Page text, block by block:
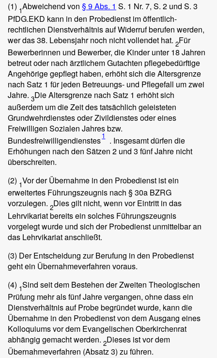
(1) 1Abweichend von § 9 Abs. 1 S. 1 Nr. 7, S. 2 und S. 3
PfDG.EKD kann in den Probedienst im öffentlich-
rechtlichen Dienstverhältnis auf Widerruf berufen werden,
wer das 38. Lebensjahr noch nicht vollendet hat. 2Für
Bewerberinnen und Bewerber, die Kinder unter 18 Jahren
betreut oder nach ärztlichem Gutachten pflegebedürftige
Angehörige gepflegt haben, erhöht sich die Altersgrenze
nach Satz 1 für jeden Betreuungs- und Pflegefall um zwei
Jahre. 3Die Altersgrenze nach Satz 1 erhöht sich
außerdem um die Zeit des tatsächlich geleisteten
Grundwehrdienstes oder Zivildienstes oder eines
Freiwilligen Sozialen Jahres bzw.
Bundesfreiwilligendienstes1
. Insgesamt dürfen die
Erhöhungen nach den Sätzen 2 und 3 fünf Jahre nicht
überschreiten.
(2) 1Vor der Übernahme in den Probedienst ist ein
erweitertes Führungszeugnis nach § 30a BZRG
vorzulegen. 2Dies gilt nicht, wenn vor Eintritt in das
Lehrvikariat bereits ein solches Führungszeugnis
vorgelegt wurde und sich der Probedienst unmittelbar an
das Lehrvikariat anschließt.
(3) Der Entscheidung zur Berufung in den Probedienst
geht ein Übernahmeverfahren voraus.
(4) 1Sind seit dem Bestehen der Zweiten Theologischen
Prüfung mehr als fünf Jahre vergangen, ohne dass ein
Dienstverhältnis auf Probe begründet wurde, kann die
Übernahme in den Probedienst von dem Ausgang eines
Kolloquiums vor dem Evangelischen Oberkirchenrat
abhängig gemacht werden. 2Dieses ist vor dem
Übernahmeverfahren (Absatz 3) zu führen.